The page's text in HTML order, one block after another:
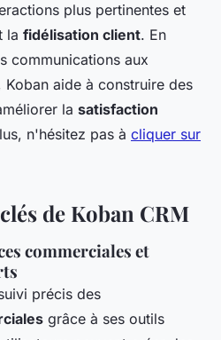
plus pertinentes et
la fidélisation client. En
communications aux
aide à construire des
la satisfaction
n'hésitez pas à cliquer sur
de Koban CRM
commerciales et
précis des
grâce à ses outils